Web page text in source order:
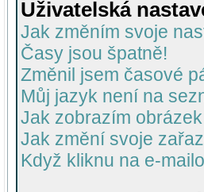
Uživatelská
Jak změním svoje
Časy jsou špatně!
Změnil jsem časové
Můj jazyk není na
Jak zobrazím
Jak změní svoje
Když kliknu na e-